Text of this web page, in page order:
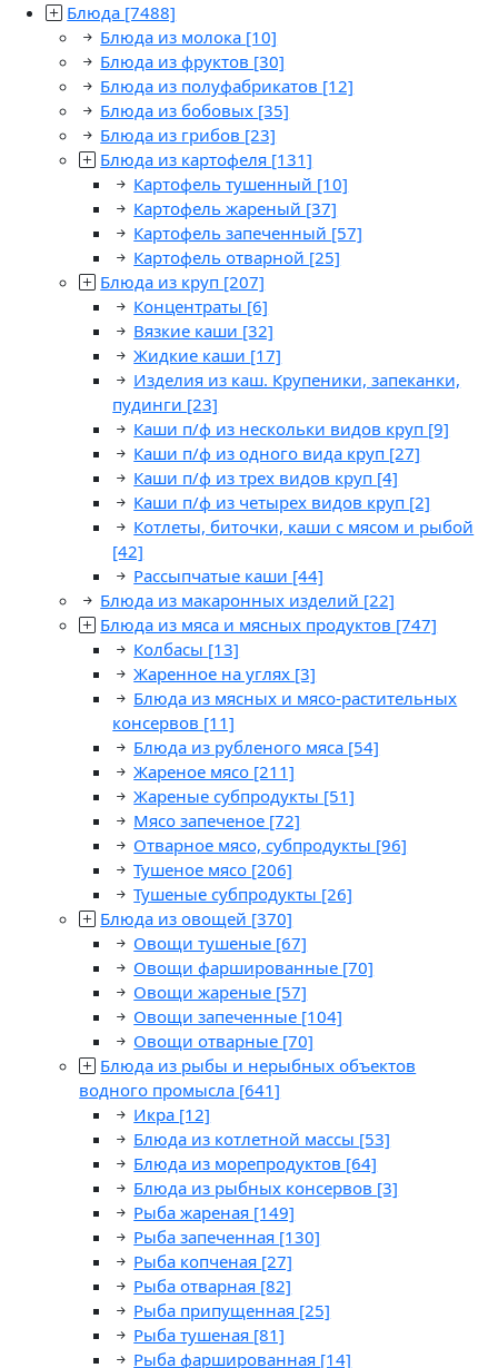
Блюда [7488]
Блюда из молока [10]
Блюда из фруктов [30]
Блюда из полуфабрикатов [12]
Блюда из бобовых [35]
Блюда из грибов [23]
Блюда из картофеля [131]
Картофель тушенный [10]
Картофель жареный [37]
Картофель запеченный [57]
Картофель отварной [25]
Блюда из круп [207]
Концентраты [6]
Вязкие каши [32]
Жидкие каши [17]
Изделия из каш. Крупеники, запеканки,
пудинги [23]
Каши п/ф из нескольки видов круп [9]
Каши п/ф из одного вида круп [27]
Каши п/ф из трех видов круп [4]
Каши п/ф из четырех видов круп [2]
Котлеты, биточки, каши с мясом и рыбой
[42]
Рассыпчатые каши [44]
Блюда из макаронных изделий [22]
Блюда из мяса и мясных продуктов [747]
Колбасы [13]
Жаренное на углях [3]
Блюда из мясных и мясо-растительных
консервов [11]
Блюда из рубленого мяса [54]
Жареное мясо [211]
Жареные субпродукты [51]
Мясо запеченое [72]
Отварное мясо, субпродукты [96]
Тушеное мясо [206]
Тушеные субпродукты [26]
Блюда из овощей [370]
Овощи тушеные [67]
Овощи фаршированные [70]
Овощи жареные [57]
Овощи запеченные [104]
Овощи отварные [70]
Блюда из рыбы и нерыбных объектов
водного промысла [641]
Икра [12]
Блюда из котлетной массы [53]
Блюда из морепродуктов [64]
Блюда из рыбных консервов [3]
Рыба жареная [149]
Рыба запеченная [130]
Рыба копченая [27]
Рыба отварная [82]
Рыба припущенная [25]
Рыба тушеная [81]
Рыба фаршированная [14]